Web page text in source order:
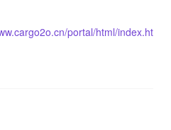
portal/html/index.ht